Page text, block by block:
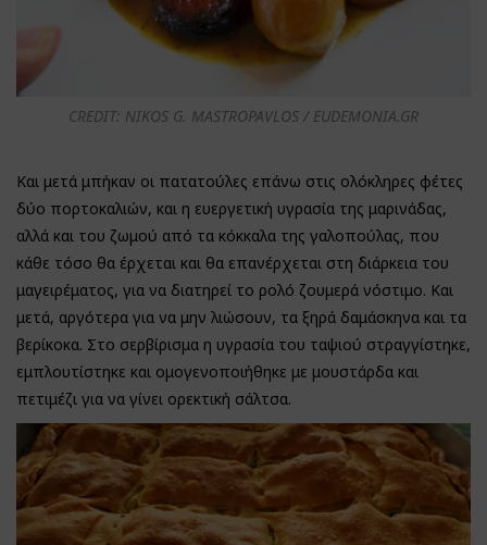
CREDIT: NIKOS G. MASTROPAVLOS / EUDEMONIA.GR
Και μετά μπήκαν οι πατατούλες επάνω στις ολόκληρες φέτες
δύο πορτοκαλιών, και η ευεργετική υγρασία της μαρινάδας,
αλλά και του ζωμού από τα κόκκαλα της γαλοπούλας, που
κάθε τόσο θα έρχεται και θα επανέρχεται στη διάρκεια του
μαγειρέματος, για να διατηρεί το ρολό ζουμερά νόστιμο. Και
μετά, αργότερα για να μην λιώσουν, τα ξηρά δαμάσκηνα και τα
βερίκοκα. Στο σερβίρισμα η υγρασία του ταψιού στραγγίστηκε,
εμπλουτίστηκε και ομογενοποιήθηκε με μουστάρδα και
πετιμέζι για να γίνει ορεκτική σάλτσα.